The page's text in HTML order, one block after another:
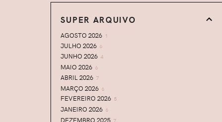
SUPER ARQUIVO
AGOSTO 2026 1
JULHO 2026 6
JUNHO 2026 4
MAIO 2026 6
ABRIL 2026 7
MARÇO 2026 6
FEVEREIRO 2026 5
JANEIRO 2026 6
DEZEMBRO 2025 7